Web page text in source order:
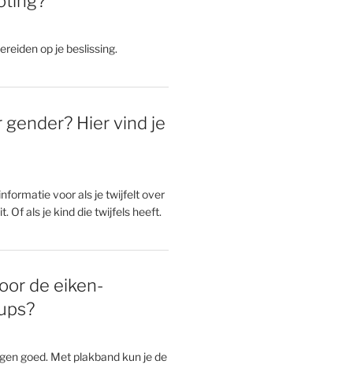
op je beslissing.
gender? Hier vind je
voor als je twijfelt over
Of als je kind die twijfels heeft.
de eiken-
goed. Met plakband kun je de